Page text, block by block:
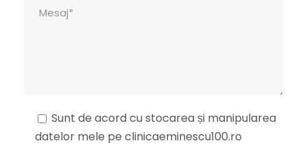
Sunt de acord cu stocarea și manipularea
datelor mele pe clinicaeminescu100.ro